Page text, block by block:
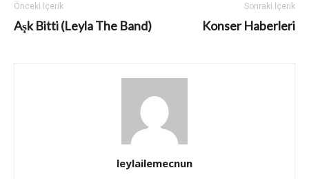
Önceki İçerik
Aşk Bitti (Leyla The Band)
Sonraki İçerik
Konser Haberleri
leylailemecnun